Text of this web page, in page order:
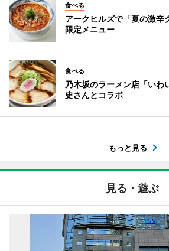
食べる
アークヒルズで「夏の激
限定メニュー
食べる
乃木坂のラーメン店「い
史さんとコラボ
もっと見る
見る・遊ぶ